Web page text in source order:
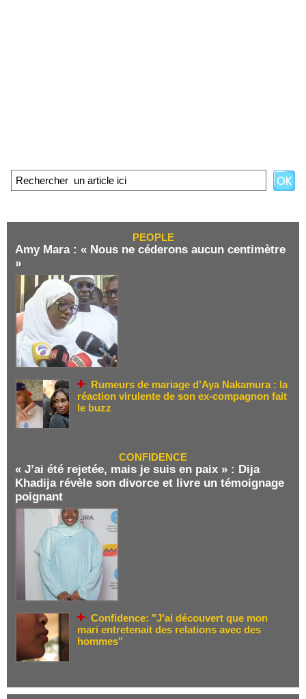
PEOPLE
Amy Mara : « Nous ne céderons aucun centimètre
»
Rumeurs de mariage d’Aya Nakamura : la
réaction virulente de son ex-compagnon fait
le buzz
CONFIDENCE
« J’ai été rejetée, mais je suis en paix » : Dija
Khadija révèle son divorce et livre un témoignage
poignant
Confidence: "J'ai découvert que mon
mari entretenait des relations avec des
hommes"